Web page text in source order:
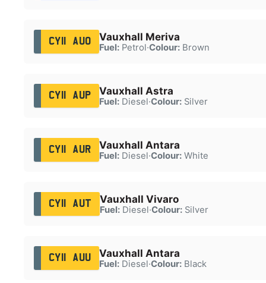
CY11 AUO Vauxhall Meriva
Fuel:Petrol·Colour:Brown
CY11 AUP Vauxhall Astra
Fuel:Diesel·Colour:Silver
CY11 AUR Vauxhall Antara
Fuel:Diesel·Colour:White
CY11 AUT Vauxhall Vivaro
Fuel:Diesel·Colour:Silver
CY11 AUU Vauxhall Antara
Fuel:Diesel·Colour:Black